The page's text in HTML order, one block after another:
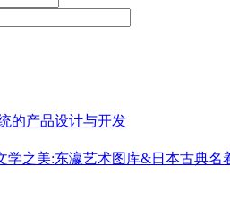
的产品设计与开发
学之美:东瀛艺术图库&日本古典